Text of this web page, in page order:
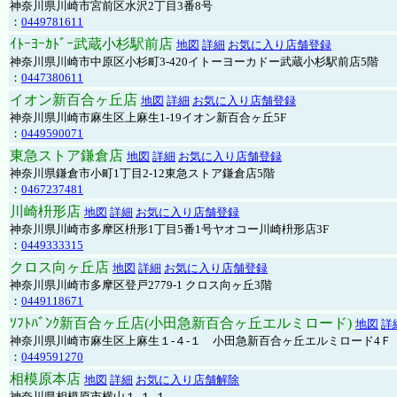
神奈川県川崎市宮前区水沢2丁目3番8号
： 0449781611
ｲﾄｰﾖｰｶﾄﾞｰ武蔵小杉駅前店 地図 詳細 お気に入り店舗登録
神奈川県川崎市中原区小杉町3-420イトーヨーカドー武蔵小杉駅前店5階
： 0447380611
イオン新百合ヶ丘店 地図 詳細 お気に入り店舗登録
神奈川県川崎市麻生区上麻生1-19イオン新百合ヶ丘5F
： 0449590071
東急ストア鎌倉店 地図 詳細 お気に入り店舗登録
神奈川県鎌倉市小町1丁目2-12東急ストア鎌倉店5階
： 0467237481
川崎枡形店 地図 詳細 お気に入り店舗登録
神奈川県川崎市多摩区枡形1丁目5番1号ヤオコー川崎枡形店3F
： 0449333315
クロス向ヶ丘店 地図 詳細 お気に入り店舗登録
神奈川県川崎市多摩区登戸2779-1 クロス向ヶ丘3階
： 0449118671
ｿﾌﾄﾊﾞﾝｸ新百合ヶ丘店(小田急新百合ヶ丘エルミロード) 地図 詳
神奈川県川崎市麻生区上麻生１-４-１ 小田急新百合ヶ丘エルミロード4Ｆ
： 0449591270
相模原本店 地図 詳細 お気に入り店舗解除